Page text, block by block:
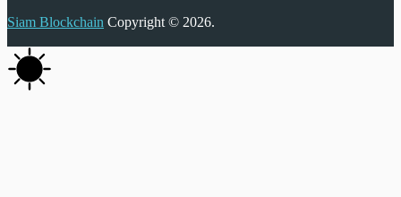
Siam Blockchain Copyright © 2026.